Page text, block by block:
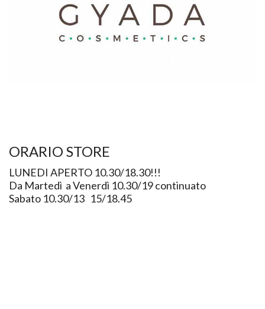
ORARIO STORE
LUNEDI APERTO 10.30/18.30!!!
Da Martedì a Venerdì 10.30/19 continuato
Sabato 10.30/13 15/18.45